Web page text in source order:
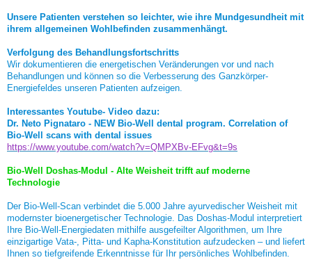
Unsere Patienten verstehen so leichter, wie ihre Mundgesundheit mit
ihrem allgemeinen Wohlbefinden zusammenhängt.
Verfolgung des Behandlungsfortschritts
Wir dokumentieren die energetischen Veränderungen vor und nach
Behandlungen und können so die Verbesserung des Ganzkörper-
Energiefeldes unseren Patienten aufzeigen.
Interessantes Youtube- Video dazu:
Dr. Neto Pignataro - NEW Bio-Well dental program. Correlation of
Bio-Well scans with dental issues
https://www.youtube.com/watch?v=QMPXBv-EFvg&t=9s
Bio-Well Doshas-Modul - Alte Weisheit trifft auf moderne
Technologie
Der Bio-Well-Scan verbindet die 5.000 Jahre ayurvedischer Weisheit mit
modernster bioenergetischer Technologie. Das Doshas-Modul interpretiert
Ihre Bio-Well-Energiedaten mithilfe ausgefeilter Algorithmen, um Ihre
einzigartige Vata-, Pitta- und Kapha-Konstitution aufzudecken – und liefert
Ihnen so tiefgreifende Erkenntnisse für Ihr persönliches Wohlbefinden.